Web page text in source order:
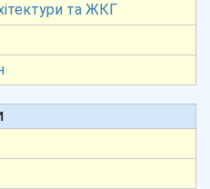
та ЖКГ